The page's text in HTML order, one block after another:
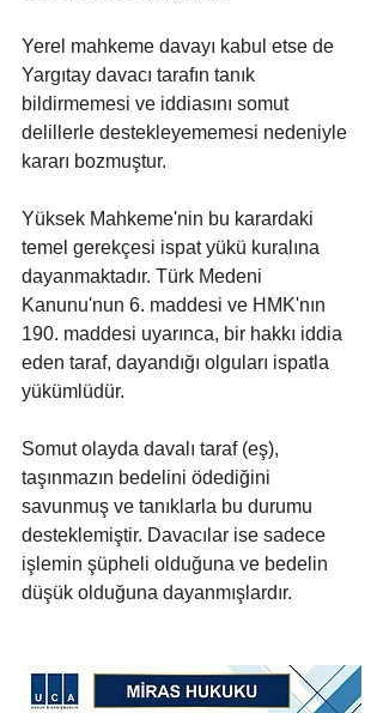
Yerel mahkeme davayı kabul etse de
Yargıtay davacı tarafın tanık
bildirmemesi ve iddiasını somut
delillerle destekleyememesi nedeniyle
kararı bozmuştur.
Yüksek Mahkeme'nin bu karardaki
temel gerekçesi ispat yükü kuralına
dayanmaktadır. Türk Medeni
Kanunu'nun 6. maddesi ve HMK'nın
190. maddesi uyarınca, bir hakkı iddia
eden taraf, dayandığı olguları ispatla
yükümlüdür.
Somut olayda davalı taraf (eş),
taşınmazın bedelini ödediğini
savunmuş ve tanıklarla bu durumu
desteklemiştir. Davacılar ise sadece
işlemin şüpheli olduğuna ve bedelin
düşük olduğuna dayanmışlardır.